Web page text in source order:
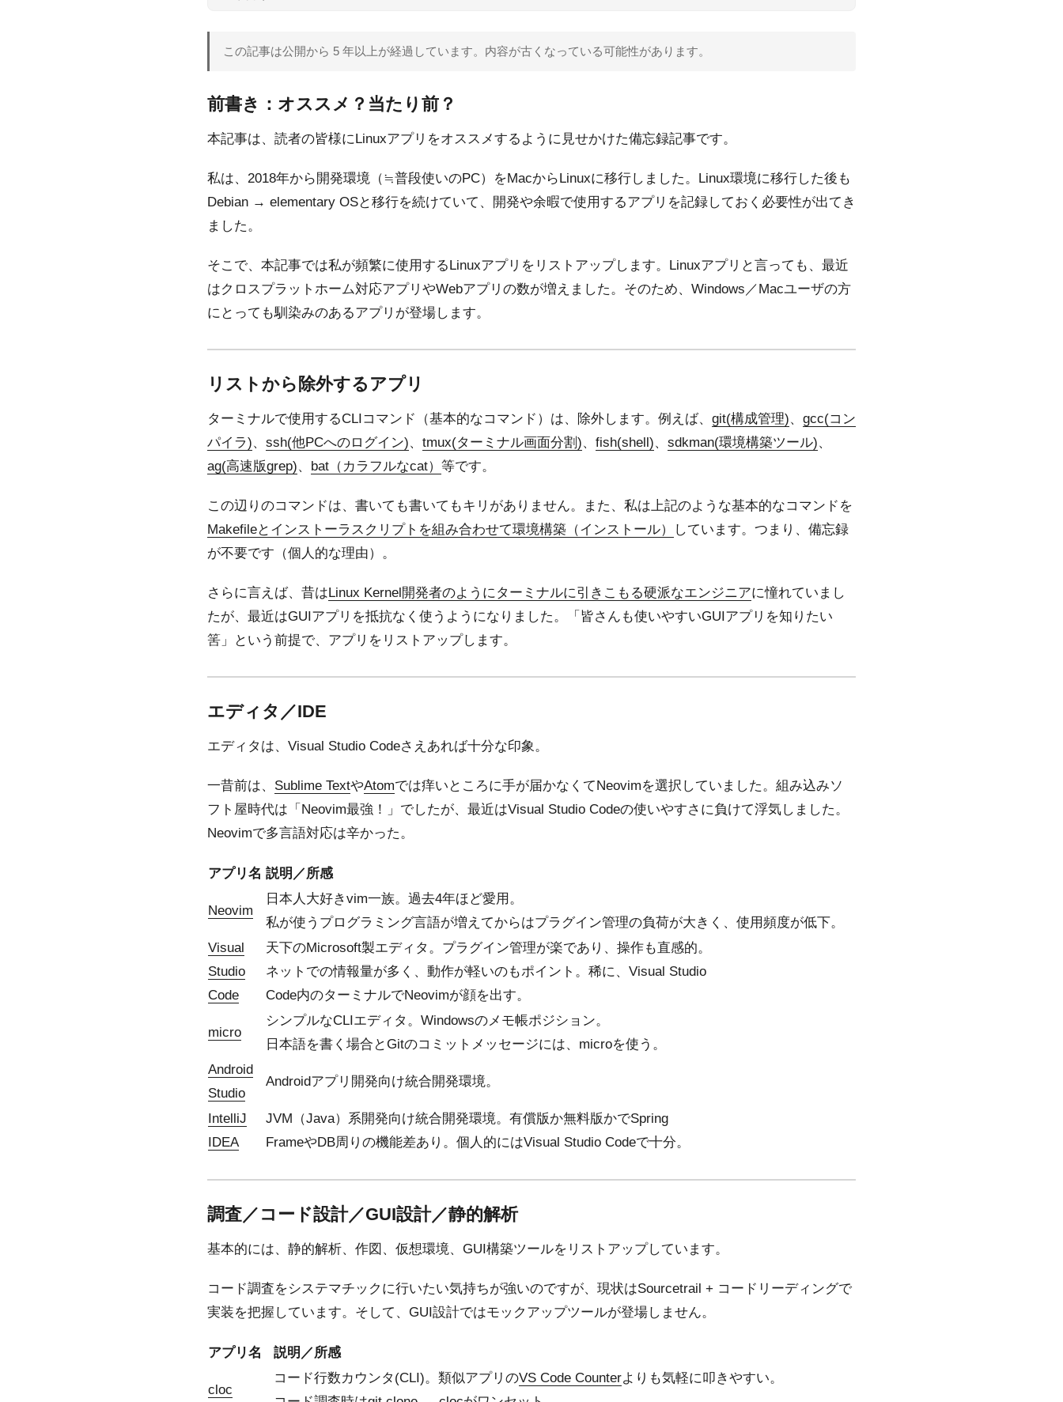
この記事は公開から 5 年以上が経過しています。内容が古くなっている可能性があります。
前書き：オススメ？当たり前？
本記事は、読者の皆様にLinuxアプリをオススメするように見せかけた備忘録記事です。
私は、2018年から開発環境（≒普段使いのPC）をMacからLinuxに移行しました。Linux環境に移行した後も
Debian → elementary OSと移行を続けていて、開発や余暇で使用するアプリを記録しておく必要性が出てき
ました。
そこで、本記事では私が頻繁に使用するLinuxアプリをリストアップします。Linuxアプリと言っても、最近
はクロスプラットホーム対応アプリやWebアプリの数が増えました。そのため、Windows／Macユーザの方
にとっても馴染みのあるアプリが登場します。
リストから除外するアプリ
ターミナルで使用するCLIコマンド（基本的なコマンド）は、除外します。例えば、 git(構成管理)、 gcc(コン
パイラ)、 ssh(他PCへのログイン)、 tmux(ターミナル画面分割)、 fish(shell)、 sdkman(環境構築ツール)、
ag(高速版grep)、 bat（カラフルなcat） 等です。
この辺りのコマンドは、書いても書いてもキリがありません。また、私は上記のような基本的なコマンドを
Makefileとインストーラスクリプトを組み合わせて環境構築（インストール）
しています。つまり、備忘録
が不要です（個人的な理由）。
さらに言えば、昔は Linux Kernel開発者のようにターミナルに引きこもる硬派なエンジニアに憧れていまし
たが、最近はGUIアプリを抵抗なく使うようになりました。「皆さんも使いやすいGUIアプリを知りたい
筈」という前提で、アプリをリストアップします。
エディタ／IDE
エディタは、Visual Studio Codeさえあれば十分な印象。
一昔前は、 Sublime TextやAtomでは痒いところに手が届かなくてNeovimを選択していました。組み込みソ
フト屋時代は「Neovim最強！」でしたが、最近はVisual Studio Codeの使いやすさに負けて浮気しました。
Neovimで多言語対応は辛かった。
アプリ名 説明／所感
Neovim
日本人大好きvim一族。過去4年ほど愛用。
私が使うプログラミング言語が増えてからはプラグイン管理の負荷が大きく、使用頻度が低下。
Visual
Studio
Code
天下のMicrosoft製エディタ。プラグイン管理が楽であり、操作も直感的。
ネットでの情報量が多く、動作が軽いのもポイント。稀に、Visual Studio
Code内のターミナルでNeovimが顔を出す。
micro
シンプルなCLIエディタ。Windowsのメモ帳ポジション。
日本語を書く場合とGitのコミットメッセージには、microを使う。
Android
Studio
Androidアプリ開発向け統合開発環境。
IntelliJ
IDEA
JVM（Java）系開発向け統合開発環境。有償版か無料版かでSpring
FrameやDB周りの機能差あり。個人的にはVisual Studio Codeで十分。
調査／コード設計／GUI設計／静的解析
基本的には、静的解析、作図、仮想環境、GUI構築ツールをリストアップしています。
コード調査をシステマチックに行いたい気持ちが強いのですが、現状はSourcetrail + コードリーディングで
実装を把握しています。そして、GUI設計ではモックアップツールが登場しません。
アプリ名 説明／所感
cloc
コード行数カウンタ(CLI)。類似アプリのVS Code Counterよりも気軽に叩きやすい。